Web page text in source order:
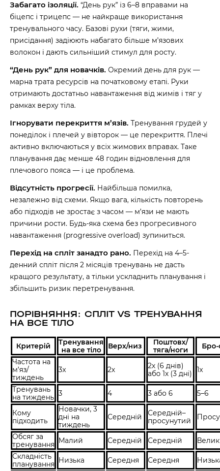
Забагато ізоляції. “День рук” із 6–8 вправами на
біцепс і трицепс — не найкраще використання
тренувального часу. Базові рухи (тяги, жими,
присідання) задіюють набагато більше м’язових
волокон і дають сильніший стимул для росту.
“День рук” для новачків. Окремий день для рук —
марна трата ресурсів на початковому етапі. Руки
отримають достатньо навантаження від жимів і тяг у
рамках верху тіла.
Ігнорувати перекриття м’язів. Тренування грудей у
понеділок і плечей у вівторок — це перекриття. Плечі
активно включаються у всіх жимових вправах. Таке
планування дає менше 48 годин відновлення для
плечового пояса — і це проблема.
Відсутність прогресії. Найбільша помилка,
незалежно від схеми. Якщо вага, кількість повторень
або підходів не зростає з часом — м’язи не мають
причини рости. Будь-яка схема без прогресивного
навантаження (progressive overload) зупиниться.
Перехід на спліт занадто рано. Перехід на 4–5-
денний спліт після 2 місяців тренувань не дасть
кращого результату, а тільки ускладнить планування і
збільшить ризик перетренування.
ПОРІВНЯННЯ: СПЛІТ VS ТРЕНУВАННЯ
НА ВСЕ ТІЛО
Критерій
Тренування
на все тіло
Верх/низ
Поштовх/
тяга/ноги
Бро-
Частота на
м’яз/
тиждень
3x 2x
2x (6 днів)
або 1x (3 дні)
1x
Тренувань
на тиждень 3 4 3 або 6 5–6
Кому
підходить
Новачки, 3
дні на
тиждень
Середній
Середній–
просунутий
Обсяг за
тренування Малий Середній Середній
Складність
планування Низька Середня Середня
60 секунд пам’яті
О 9:00 ми зупиняємось
00 59
сек
Наше право на життя, свободу та творчість
вибороли ті, хто свої життя — віддав.
Ми пам’ятаємо.